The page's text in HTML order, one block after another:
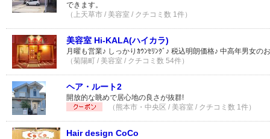
できます。
（上天草市 / 美容室 / クチコミ数 1件）
美容室 Hi-KALA(ハイカラ)
月曜も営業♪ しっかりｶｳﾝｾﾘﾝｸﾞ♪ 税込明朗価格♪ 中高年男女の
（菊陽町 / 美容室 / クチコミ数 54件）
ヘア・ルート2
開放的な眺めで居心地の良さが抜群!
（熊本市・中央区 / 美容室 / クチコミ数 1件）
Hair design CoCo